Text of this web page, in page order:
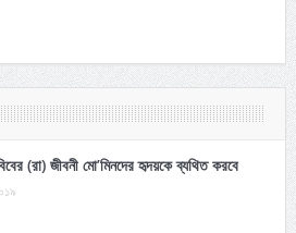
(রা) জীবনী মো’মিনদের হৃদয়কে ব্যথিত করবে